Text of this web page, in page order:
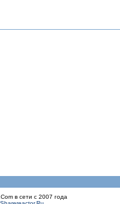
в сети с 2007 года